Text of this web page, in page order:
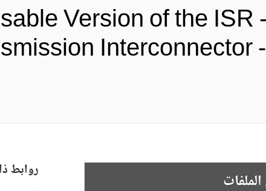
Version of the
Interconnector
روابط